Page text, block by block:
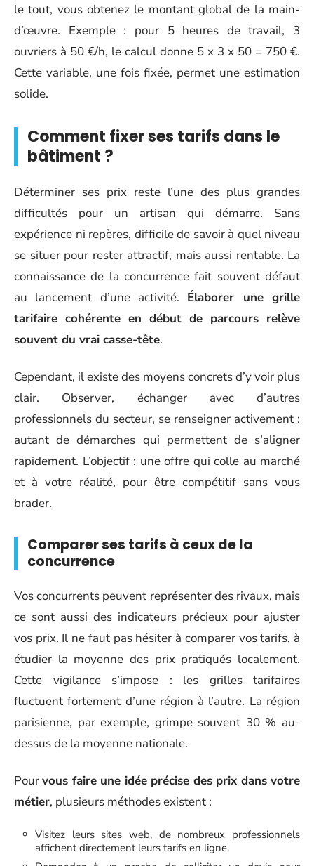
le tout, vous obtenez le montant global de la main-
d’œuvre. Exemple : pour 5 heures de travail, 3
ouvriers à 50 €/h, le calcul donne 5 x 3 x 50 = 750 €.
Cette variable, une fois fixée, permet une estimation
solide.
Comment fixer ses tarifs dans le
bâtiment ?
Déterminer ses prix reste l’une des plus grandes
difficultés pour un artisan qui démarre. Sans
expérience ni repères, difficile de savoir à quel niveau
se situer pour rester attractif, mais aussi rentable. La
connaissance de la concurrence fait souvent défaut
au lancement d’une activité. Élaborer une grille
tarifaire cohérente en début de parcours relève
souvent du vrai casse-tête.
Cependant, il existe des moyens concrets d’y voir plus
clair. Observer, échanger avec d’autres
professionnels du secteur, se renseigner activement :
autant de démarches qui permettent de s’aligner
rapidement. L’objectif : une offre qui colle au marché
et à votre réalité, pour être compétitif sans vous
brader.
Comparer ses tarifs à ceux de la
concurrence
Vos concurrents peuvent représenter des rivaux, mais
ce sont aussi des indicateurs précieux pour ajuster
vos prix. Il ne faut pas hésiter à comparer vos tarifs, à
étudier la moyenne des prix pratiqués localement.
Cette vigilance s’impose : les grilles tarifaires
fluctuent fortement d’une région à l’autre. La région
parisienne, par exemple, grimpe souvent 30 % au-
dessus de la moyenne nationale.
Pourvous faire une idée précise des prix dans votre
métier, plusieurs méthodes existent :
Visitez leurs sites web, de nombreux professionnels
affichent directement leurs tarifs en ligne.